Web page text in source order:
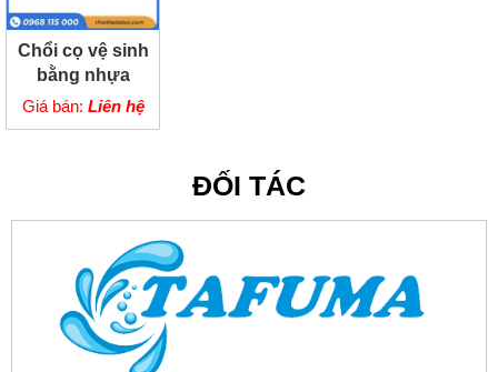
Chổi cọ vệ sinh
bằng nhựa
nhựa ABS cao
Giá bán: Liên hệ
ĐỐI TÁC